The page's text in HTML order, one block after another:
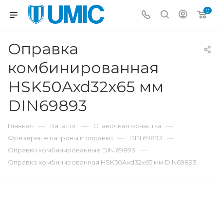
0
Оправка
комбинированная
HSK50Axd32x65 мм
DIN69893
Главная — Каталог — Станочная оснастка —
Фрезерные патроны и оправки — DIN 69893 —
Оправки комбинированные DIN 69893 —
Оправка комбинированная HSK50Axd32x65 мм DIN69893